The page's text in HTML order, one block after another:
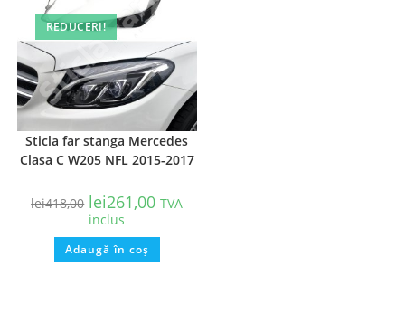
REDUCERI!
Sticla far stanga Mercedes
Clasa C W205 NFL 2015-2017
lei418,00 lei261,00 TVA
inclus
Adaugă în coș